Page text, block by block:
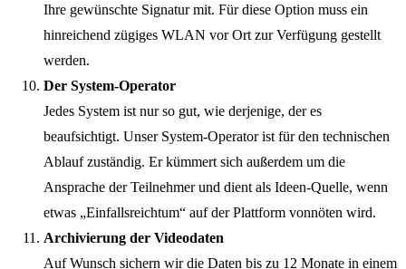
Ihre gewünschte Signatur mit. Für diese Option muss ein
hinreichend zügiges WLAN vor Ort zur Verfügung gestellt
werden.
Der System-Operator
Jedes System ist nur so gut, wie derjenige, der es
beaufsichtigt. Unser System-Operator ist für den technischen
Ablauf zuständig. Er kümmert sich außerdem um die
Ansprache der Teilnehmer und dient als Ideen-Quelle, wenn
etwas „Einfallsreichtum“ auf der Plattform vonnöten wird.
Archivierung der Videodaten
Auf Wunsch sichern wir die Daten bis zu 12 Monate in einem